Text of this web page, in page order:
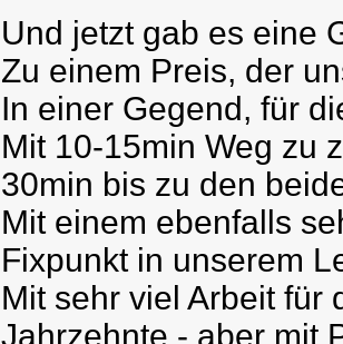
Und jetzt gab es eine
Zu einem Preis, der
In einer Gegend, für
Mit 10-15min Weg zu
30min bis zu den
Mit einem ebenfalls
Fixpunkt in unserem
Mit sehr viel Arbeit für
Jahrzehnte - aber mit